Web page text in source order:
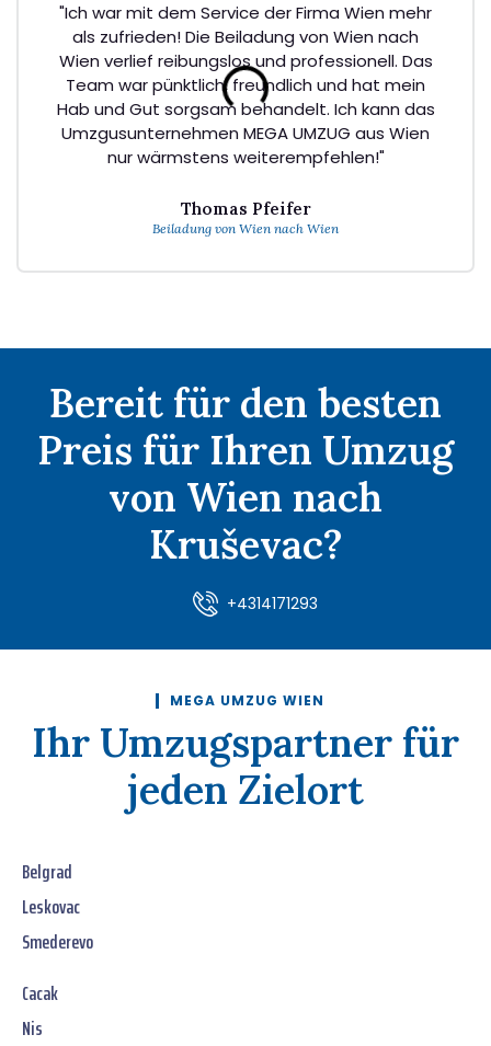
"Ich war mit dem Service der Firma Wien mehr
als zufrieden! Die Beiladung von Wien nach
Wien verlief reibungslos und professionell. Das
Team war pünktlich, freundlich und hat mein
Hab und Gut sorgsam behandelt. Ich kann das
Umzgusunternehmen MEGA UMZUG aus Wien
nur wärmstens weiterempfehlen!"
Thomas Pfeifer
Beiladung von Wien nach Wien
Bereit für den besten
Preis für Ihren Umzug
von Wien nach
Kruševac?
+4314171293
MEGA UMZUG WIEN
Ihr Umzugspartner für
jeden Zielort
Belgrad
Leskovac
Smederevo
Cacak
Nis